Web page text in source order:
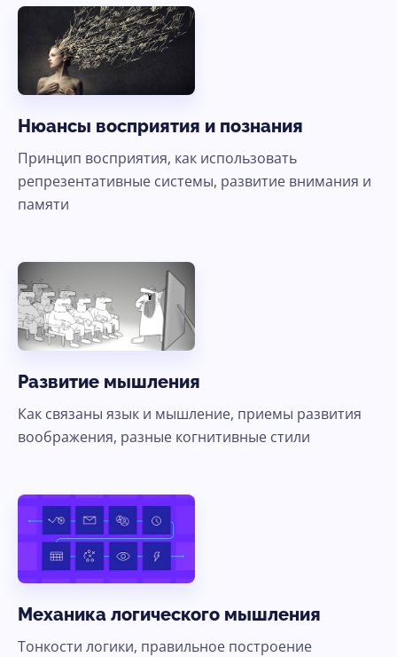
Нюансы восприятия и познания
Принцип восприятия, как использовать
репрезентативные системы, развитие внимания и
памяти
Развитие мышления
Как связаны язык и мышление, приемы развития
воображения, разные когнитивные стили
Механика логического мышления
Тонкости логики, правильное построение
Ясно, продолжить